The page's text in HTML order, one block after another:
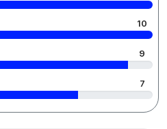
10
9
7